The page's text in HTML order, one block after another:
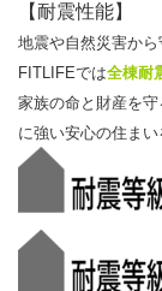
【耐震性能】
地震や自然災害か
FITLIFEでは全棟耐
家族の命と財産を
に強い安心の住まい